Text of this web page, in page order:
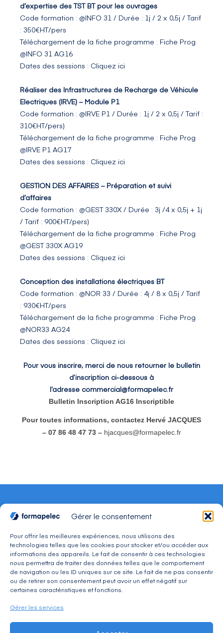
Gérer le consentement
Pour offrir les meilleures expériences, nous utilisons des
technologies telles que les cookies pour stocker et/ou accéder aux
informations des appareils. Le fait de consentir à ces technologies
nous permettra de traiter des données telles que le comportement
de navigation ou les ID uniques sur ce site. Le fait de ne pas consentir
ou de retirer son consentement peut avoir un effet négatif sur
certaines caractéristiques et fonctions.
Gérer les services
d’expertise des TST BT pour les ouvrages
Code formation : @INFO 31 / Durée : 1j / 2 x 0,5j / Tarif
: 350€HT/pers
Téléchargement de la fiche programme : Fiche Prog
@INFO 31 AG16
Dates des sessions : Cliquez ici
Réaliser des Infrastructures de Recharge de Véhicule
Electriques (IRVE) – Module P1
Code formation : @IRVE P1 / Durée : 1j / 2 x 0,5j / Tarif :
310€HT/pers)
Téléchargement de la fiche programme : Fiche Prog
@IRVE P1 AG17
Dates des sessions : Cliquez ici
GESTION DES AFFAIRES – Préparation et suivi
d’affaires
Code formation : @GEST 330X / Durée : 3j /4 x 0,5j + 1j
/ Tarif : 900€HT/pers)
Téléchargement de la fiche programme : Fiche Prog
@GEST 330X AG19
Dates des sessions : Cliquez ici
Conception des installations électriques BT
Code formation : @NOR 33 / Durée : 4j / 8 x 0,5j / Tarif
: 930€HT/pers
Téléchargement de la fiche programme : Fiche Prog
@NOR33 AG24
Dates des sessions : Cliquez ici
Pour vous inscrire, merci de nous retourner le bulletin
d’inscription ci-dessous à
l’adresse commercial@formapelec.fr
Bulletin Inscription AG16 Inscriptible
Pour toutes informations, contactez Hervé JACQUES
– 07 86 48 47 73 – hjacques@formapelec.fr
CONTACT
Adresse : 30, avenue du Président Wilson 94234
CACHAN Cedex
Téléphone : 01 49 08 03 03
Mail : commercial@formapelec.fr
ESPACE TÉLÉCHARGEMENT